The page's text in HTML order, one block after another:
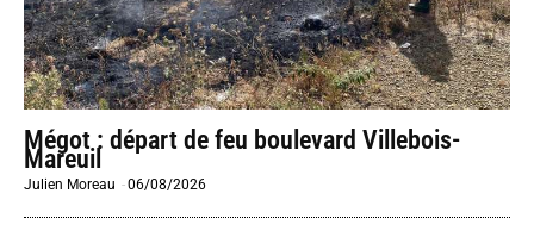
Mégot : départ de feu boulevard Villebois-
Mareuil
Julien Moreau -06/08/2026